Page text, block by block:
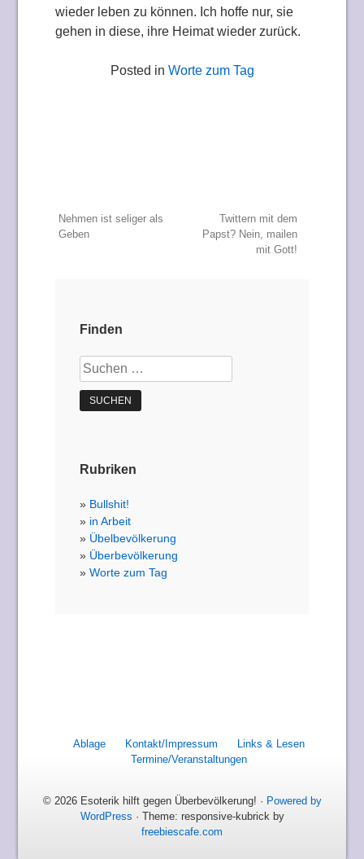
wieder leben zu können. Ich hoffe nur, sie
gehen in diese, ihre Heimat wieder zurück.
Posted in Worte zum Tag
Beitragsnavigation
Nehmen ist seliger als
Geben
Twittern mit dem
Papst? Nein, mailen
mit Gott!
Finden
Suchen
nach:
Rubriken
Bullshit!
in Arbeit
Übelbevölkerung
Überbevölkerung
Worte zum Tag
Ablage Kontakt/Impressum
Links & Lesen
Termine/Veranstaltungen
© 2026 Esoterik hilft gegen Überbevölkerung! · Powered by
WordPress · Theme: responsive-kubrick by
freebiescafe.com